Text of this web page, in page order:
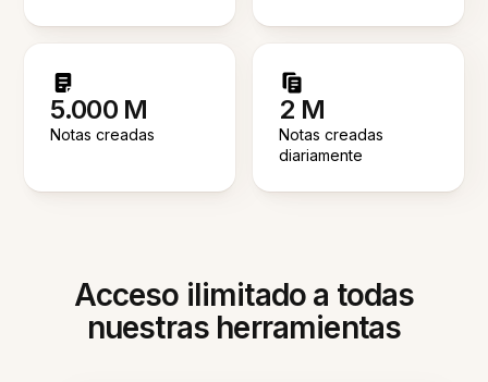
5.000 M
Notas creadas
2 M
Notas creadas
diariamente
Acceso ilimitado a todas
nuestras herramientas